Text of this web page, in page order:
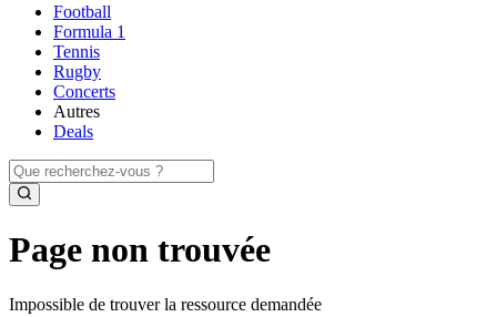
Football
Formula 1
Tennis
Rugby
Concerts
Autres
Deals
Page non trouvée
Impossible de trouver la ressource demandée